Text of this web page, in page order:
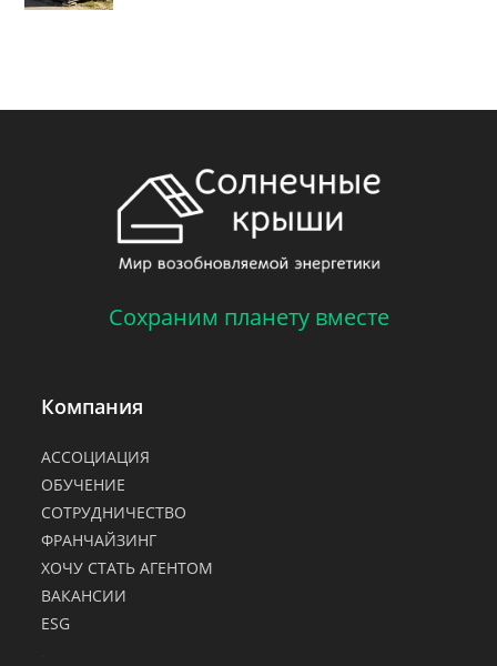
Сохраним планету вместе
Компания
АССОЦИАЦИЯ
ОБУЧЕНИЕ
СОТРУДНИЧЕСТВО
ФРАНЧАЙЗИНГ
ХОЧУ СТАТЬ АГЕНТОМ
ВАКАНСИИ
ESG